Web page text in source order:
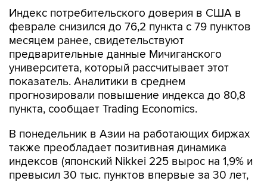
месяцем ранее, свидетельствуют
предварительные данные Мичиганского
университета, который рассчитывает этот
показатель. Аналитики в среднем
прогнозировали повышение индекса до 80,8
пункта, сообщает Trading Economics.
В понедельник в Азии на работающих биржах
индексов (японский Nikkei 225 вырос на 1,9% и
превысил 30 тыс. пунктов впервые за 30 лет,
выросли индексы в Южной Корее и Австралии;
биржи Гонконга и материкового Китая не